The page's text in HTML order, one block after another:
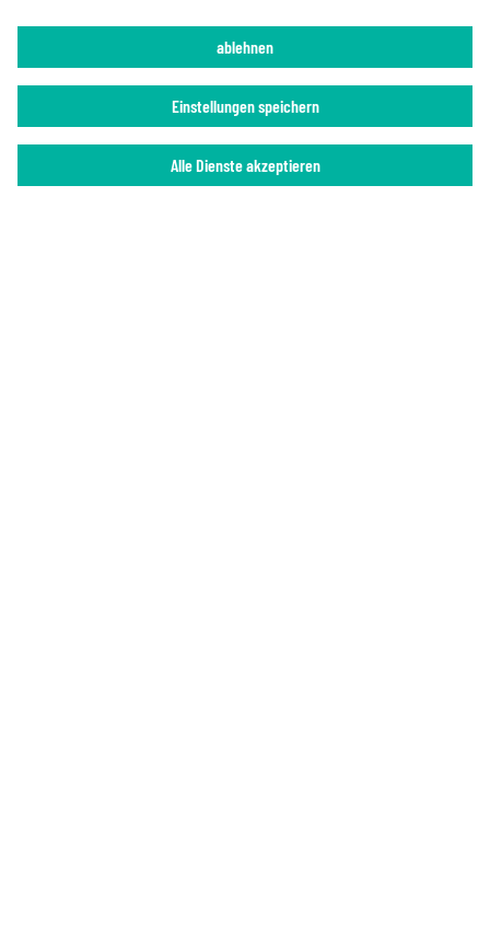
Imprint Privacy Policy
Alle Dienste akzeptieren
Einstellungen speichern
ablehnen